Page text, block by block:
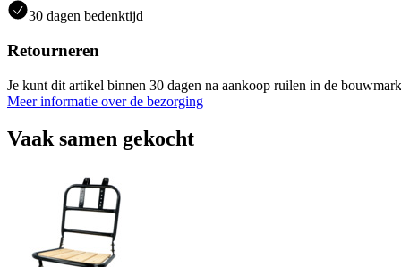
30 dagen bedenktijd
Retourneren
Je kunt dit artikel binnen 30 dagen na aankoop ruilen in de
Meer informatie over de bezorging
Vaak samen gekocht